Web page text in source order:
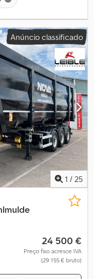
Anúncio classificado
1 / 25
24 500 €
Preço fixo acresce IVA
(29 155 € bruto)